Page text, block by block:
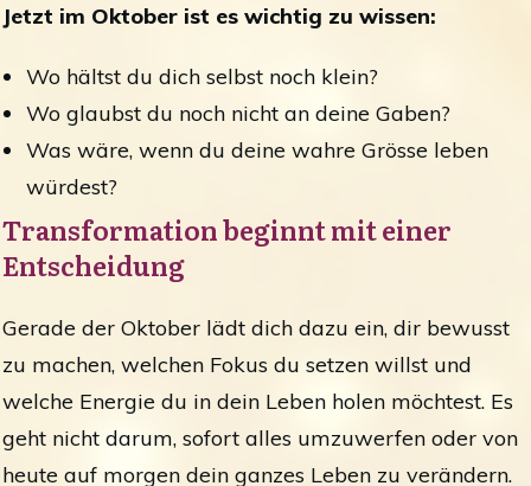
Jetzt im Oktober ist es wichtig zu wissen:
Wo hältst du dich selbst noch klein?
Wo glaubst du noch nicht an deine Gaben?
Was wäre, wenn du deine wahre Grösse leben
würdest?
Transformation beginnt mit einer
Entscheidung
Gerade der Oktober lädt dich dazu ein, dir bewusst
zu machen, welchen Fokus du setzen willst und
welche Energie du in dein Leben holen möchtest. Es
geht nicht darum, sofort alles umzuwerfen oder von
heute auf morgen dein ganzes Leben zu verändern.